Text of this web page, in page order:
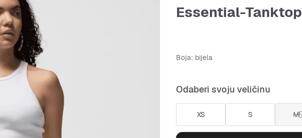
Essential-Tanktop
Boja: bijela
Odaberi svoju veličinu
XS S M